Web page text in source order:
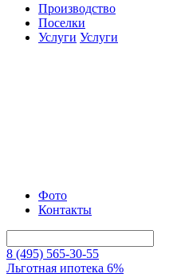
Производство
Поселки
Услуги Услуги
Фото
Контакты
8 (495) 565-30-55
Льготная ипотека 6%